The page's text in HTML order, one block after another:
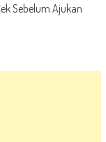
Sebelum Ajukan